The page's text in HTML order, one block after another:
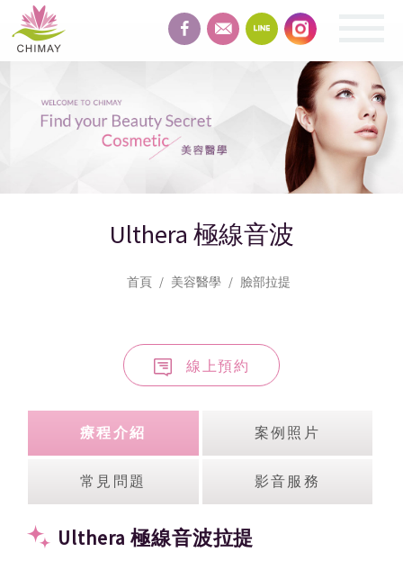
緻
美
整
BEAUTYUlthera 極線音波
首頁 美容醫學 臉部拉提
線上預約
療程介紹 案例照片
常見問題 影音服務
Ulthera 極線音波拉提